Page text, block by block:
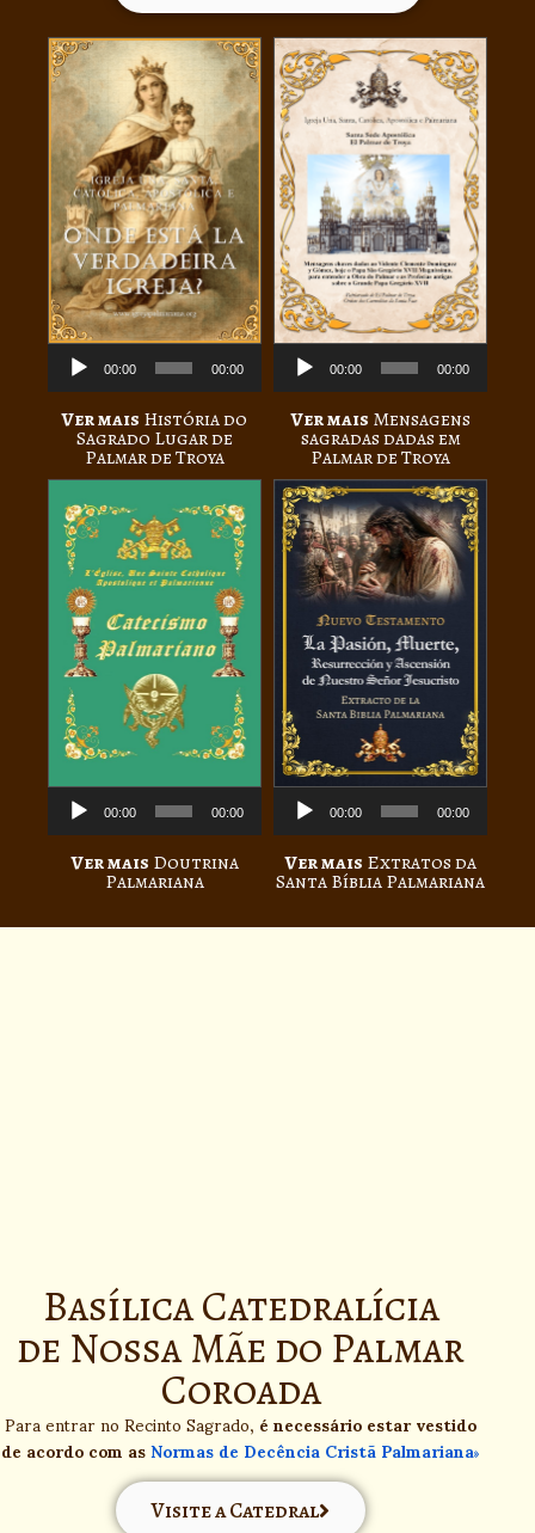
Tocador
de
áudio
00:00 00:00
Ver mais História do
Sagrado Lugar de
Palmar de Troya
Tocador
de
áudio
00:00 00:00
Ver mais Mensagens
sagradas dadas em
Palmar de Troya
Tocador
de
áudio
00:00 00:00
Ver mais Doutrina
Palmariana
Tocador
de
áudio
00:00 00:00
Ver mais Extratos da
Santa Bíblia Palmariana
Basílica Catedralícia
de Nossa Mãe do Palmar
Coroada
Para entrar no Recinto Sagrado,é necessário estar vestido
de acordo com asNormas de Decência Cristã Palmariana
Visite a Catedral